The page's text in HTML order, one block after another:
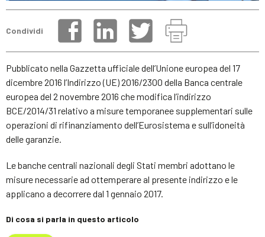
Condividi
Pubblicato nella Gazzetta ufficiale dell’Unione europea del 17
dicembre 2016 l’Indirizzo (UE) 2016/2300 della Banca centrale
europea del 2 novembre 2016 che modifica l’indirizzo
BCE/2014/31 relativo a misure temporanee supplementari sulle
operazioni di rifinanziamento dell’Eurosistema e sull’idoneità
delle garanzie.
Le banche centrali nazionali degli Stati membri adottano le
misure necessarie ad ottemperare al presente indirizzo e le
applicano a decorrere dal 1 gennaio 2017.
Di cosa si parla in questo articolo